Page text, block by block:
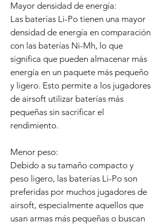
Mayor densidad de energía:
Las baterías Li-Po tienen una mayor
densidad de energía en comparación
con las baterías Ni-Mh, lo que
significa que pueden almacenar más
energía en un paquete más pequeño
y ligero. Esto permite a los jugadores
de airsoft utilizar baterías más
pequeñas sin sacrificar el
rendimiento.
Menor peso:
Debido a su tamaño compacto y
peso ligero, las baterías Li-Po son
preferidas por muchos jugadores de
airsoft, especialmente aquellos que
usan armas más pequeñas o buscan